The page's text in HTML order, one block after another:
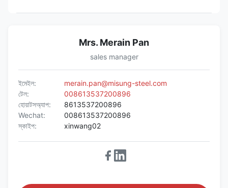
Mrs. Merain Pan
sales manager
ইমেইল:
merain.pan@misung-steel.com
টেল:
008613537200896
হোয়াটসঅ্যাপ:
8613537200896
Wechat:
008613537200896
স্কাইপ:
xinwang02